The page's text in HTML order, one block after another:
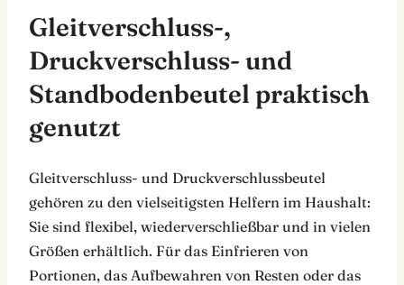
Gleitverschluss-,
Druckverschluss- und
Standbodenbeutel praktisch
genutzt
Gleitverschluss- und Druckverschlussbeutel
gehören zu den vielseitigsten Helfern im Haushalt:
Sie sind flexibel, wiederverschließbar und in vielen
Größen erhältlich. Für das Einfrieren von
Portionen, das Aufbewahren von Resten oder das